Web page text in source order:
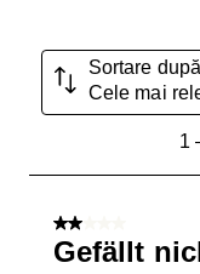
Sortare după
Cele mai
1
2 din 5 stele.
Gefällt